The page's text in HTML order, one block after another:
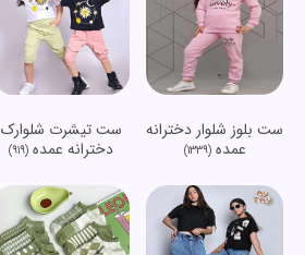
ست بلوز شلوار دخترانه
عمده(1339)
ست تیشرت شلوارک
دخترانه عمده (919)